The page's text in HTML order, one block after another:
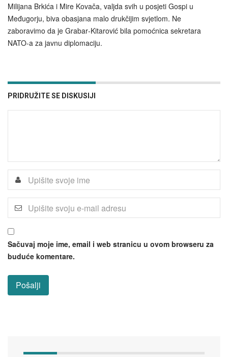
Milijana Brkića i Mire Kovača, valjda svih u posjeti Gospi u
Međugorju, biva obasjana malo drukčijim svjetlom. Ne
zaboravimo da je Grabar‑Kitarović bila pomoćnica sekretara
NATO-a za javnu diplomaciju.
PRIDRUŽITE SE DISKUSIJI
Sačuvaj moje ime, email i web stranicu u ovom browseru za
buduće komentare.